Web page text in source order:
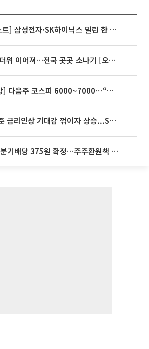
[베스트&워스트] 삼성전자·SK하이닉스 밀린 한 주…상상인증권은 85% 급등
35도 안팎 무더위 이어져…전국 곳곳 소나기 [오늘 날씨]
[주간증시전망] 다음주 코스피 6000~7000⋯“外人 수급은 정책이 변수”
뉴욕증시, 연준 금리인상 기대감 꺾이자 상승...S&P500 사상 최고치 [종합]
SK하이닉스, 분기배당 375원 확정…주주환원책 9월로 앞당겨 발표